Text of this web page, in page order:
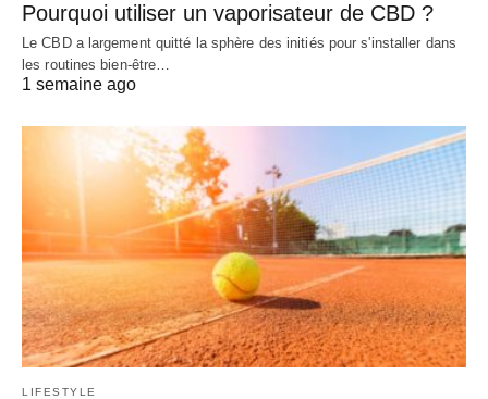
Pourquoi utiliser un vaporisateur de CBD ?
Le CBD a largement quitté la sphère des initiés pour s'installer dans
les routines bien-être…
1 semaine ago
LIFESTYLE